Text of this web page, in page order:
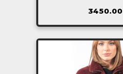
3450.00